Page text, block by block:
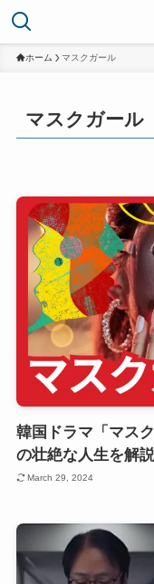
ホーム マスクガール
マスクガール
韓国ドラマ「マス
の壮絶な人生を解説
March 29, 2024